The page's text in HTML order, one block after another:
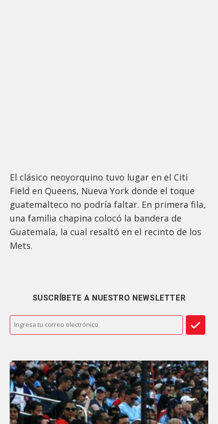
El clásico neoyorquino tuvo lugar en el Citi
Field en Queens, Nueva York donde el toque
guatemalteco no podría faltar. En primera fila,
una familia chapina colocó la bandera de
Guatemala, la cual resaltó en el recinto de los
Mets.
SUSCRÍBETE A NUESTRO NEWSLETTER